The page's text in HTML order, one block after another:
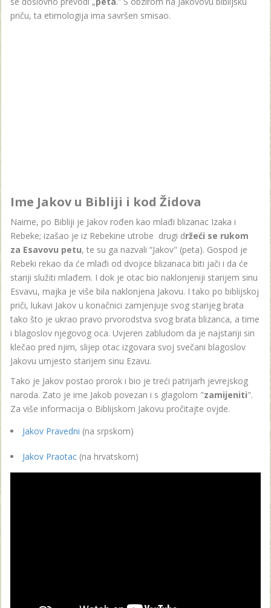
priču, ta etimologija ima savršen smisao.
Ime Jakov u Bibliji i kod Židova
Naime, po Bibliji je Jakov rođen kao mlađi blizanac Izaka i
Rebeke; izašao je iz Rebekine utrobe drugi držeći se rukom
za Esavovu petu, te su ga nazvali “Jakov" (peta). Gospod je
Rebeki rekao da će mlađi od dvojice blizanaca biti jači i da će
stariji služiti mlađem. I dok je otac bio naklonjeniji starijem sinu
Esvavu, majka je više bila naklonjena Jakovu. I tako po biblijskoj
priči, lukavi Jakov u konačnici zamjenjuje svog starijeg brata
tako što je ukrao pravo prvorodstva svog brata blizanca, a time
i blagoslov njegovog oca. Uvjeren zabludom da je najstariji sin
klečao pred njim, slijep otac izgovara svoj svečani blagoslov
Jakovu umjesto starijem sinu Ezavu.
Tako je Jakov postao prorok i bio je treći patrijarh jevrejskog
naroda. Zato je ime Jakob povezan i s glagolom "zamijeniti".
Za više informacija o Biblijskom Jakovu pročitajte ovjde.
Jakov Pravedni (na srpskom)
Jakov Praotac (na hrvatskom)